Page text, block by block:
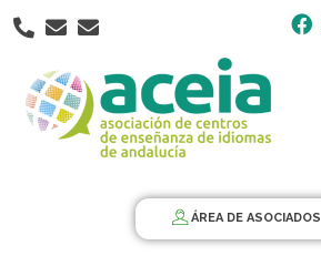
Nota:
este
web
incluye
ÁREA DE ASOCIADOS